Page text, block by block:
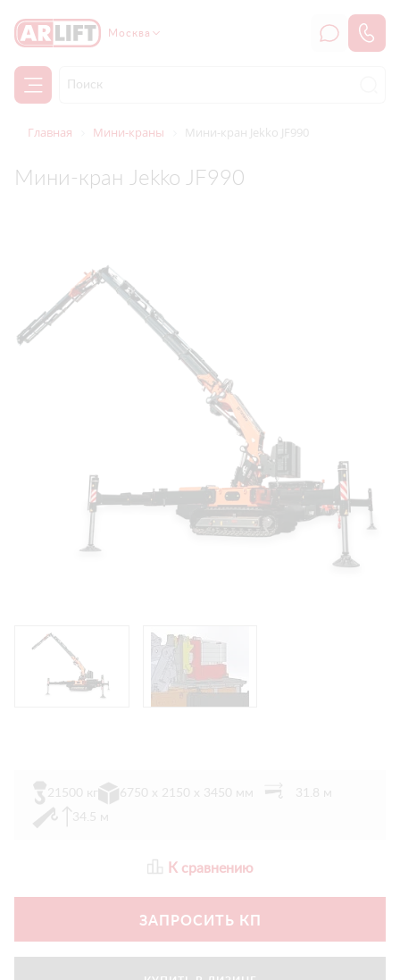
Москва
Главная Мини-краны Мини-кран Jekko JF990
Мини-кран Jekko JF990
21500 кг 6750 х 2150 х 3450 мм
31.8 м
34.5 м
К сравнению
ЗАПРОСИТЬ КП